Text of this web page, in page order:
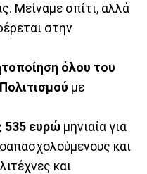
Μείναμε σπίτι, αλλά
στην
όλου του
με
535 ευρώ μηνιαία για
και
και